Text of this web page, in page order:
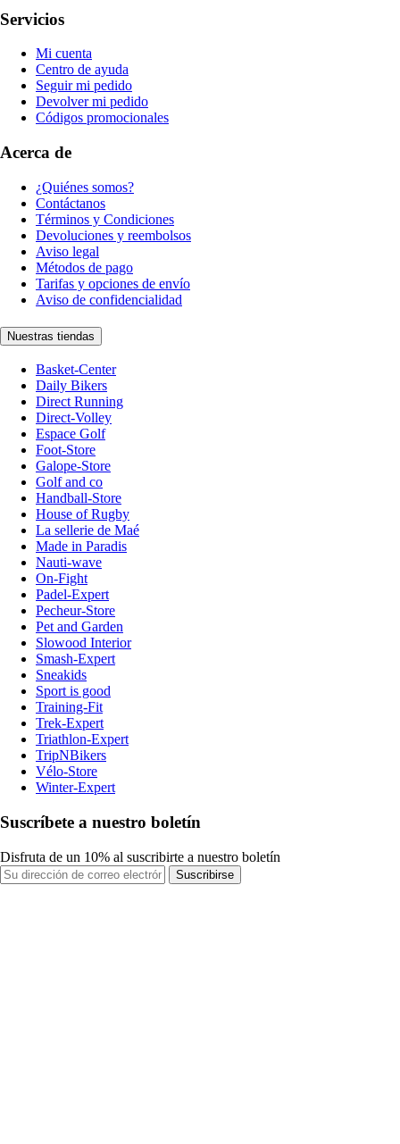
Servicios
Mi cuenta
Centro de ayuda
Seguir mi pedido
Devolver mi pedido
Códigos promocionales
Acerca de
¿Quiénes somos?
Contáctanos
Términos y Condiciones
Devoluciones y reembolsos
Aviso legal
Métodos de pago
Tarifas y opciones de envío
Aviso de confidencialidad
Nuestras tiendas
Basket-Center
Daily Bikers
Direct Running
Direct-Volley
Espace Golf
Foot-Store
Galope-Store
Golf and co
Handball-Store
House of Rugby
La sellerie de Maé
Made in Paradis
Nauti-wave
On-Fight
Padel-Expert
Pecheur-Store
Pet and Garden
Slowood Interior
Smash-Expert
Sneakids
Sport is good
Training-Fit
Trek-Expert
Triathlon-Expert
TripNBikers
Vélo-Store
Winter-Expert
Suscríbete a nuestro boletín
Disfruta de un 10% al suscribirte a nuestro boletín
Suscribirse